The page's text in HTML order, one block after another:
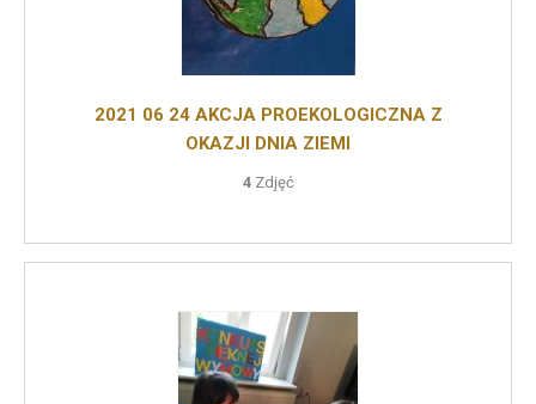
2021 06 24 AKCJA PROEKOLOGICZNA Z
OKAZJI DNIA ZIEMI
4Zdjęć